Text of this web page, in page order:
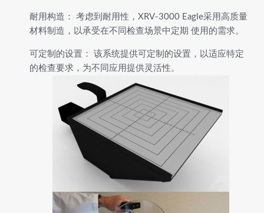
耐用构造： 考虑到耐用性，XRV-3000 Eagle采用高质量
材料制造，以承受在不同检查场景中定期 使用的需求。
可定制的设置： 该系统提供可定制的设置，以适应特定
的检查要求，为不同应用提供灵活性。